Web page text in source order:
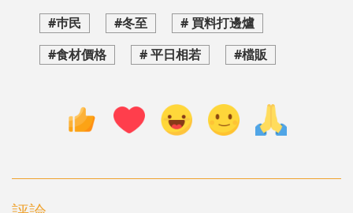
#巿民 #冬至
# 買料打邊爐
#食材價格
# 平日相若 #檔販